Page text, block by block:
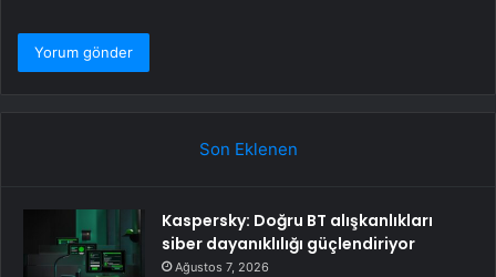
Son Eklenen
Kaspersky: Doğru BT alışkanlıkları
siber dayanıklılığı güçlendiriyor
Ağustos 7, 2026